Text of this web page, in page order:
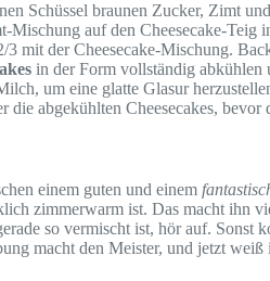
Schüssel braunen Zucker, Zimt
Mischung auf den Cheesecake-
3 mit der Cheesecake-Mischung.
in der Form vollständig abkühlen
um eine glatte Glasur
die abgekühlten Cheesecakes, bevor
einem guten und einem
zimmerwarm ist. Das macht ihn
so vermischt ist, hör auf. Sonst
macht den Meister, und jetzt weiß